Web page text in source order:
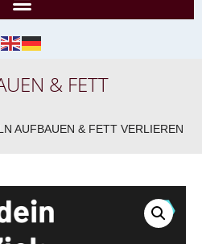
& FETT
AUFBAUEN & FETT VERLIEREN